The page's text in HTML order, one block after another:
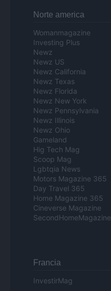
Norte america
Womanmagazine
Investing Plus
Newz
Newz US
Newz California
Newz Texas
Newz Florida
Newz New York
Newz Pennsylvania
Newz Illinois
Newz Ohio
Gameland
Hig Tech Mag
Scoop Mag
Lgbtqia News
Motors Magazine 365
Day Travel 365
Home Magazine 365
Cineverse Magazine
SecondHomeMagazine
Francia
InvestirMag